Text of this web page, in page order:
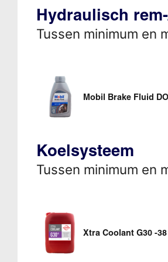
Hydraulisch
Tussen minimum en
Mobil Brake Fluid
Koelsysteem
Tussen minimum en
Xtra Coolant G30 -